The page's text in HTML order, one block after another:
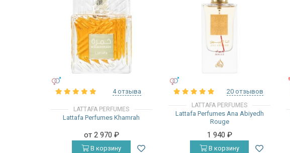
4 отзыва
LATTAFA PERFUMES
Lattafa Perfumes Khamrah
от 2 970 ₽
В корзину
20 отзывов
LATTAFA PERFUMES
Lattafa Perfumes Ana Abiyedh
Rouge
1 940 ₽
В корзину